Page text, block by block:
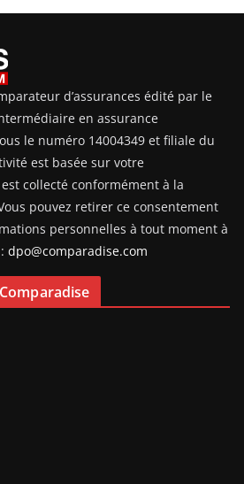
d’assurances édité par le
en assurance
le numéro 14004349 et filiale du
est basée sur votre
collecté conformément à la
pouvez retirer ce consentement
personnelles à tout moment à
dpo@comparadise.com